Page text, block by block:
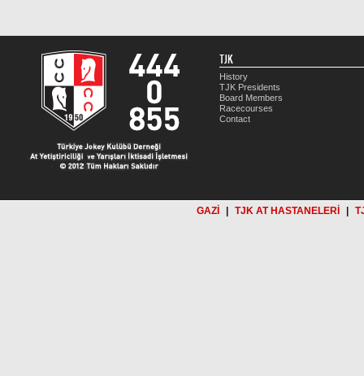
TJK
History
TJK Presidents
Board Members
Racecourses
Contact
GAZİ TJK AT HASTANELERİ